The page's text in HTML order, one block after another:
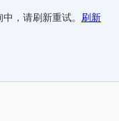
，请刷新重试。 刷新